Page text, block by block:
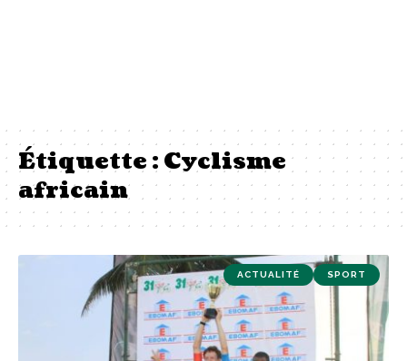
Étiquette :Cyclisme
africain
ACTUALITÉ SPORT